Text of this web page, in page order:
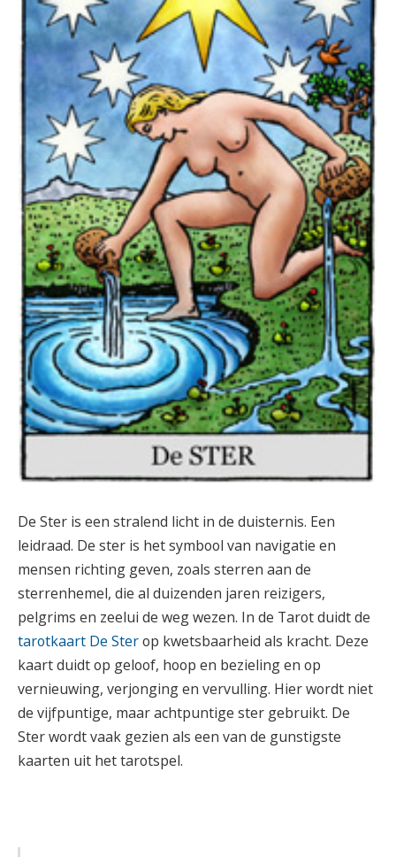
De Ster is een stralend licht in de duisternis. Een
leidraad. De ster is het symbool van navigatie en
mensen richting geven, zoals sterren aan de
sterrenhemel, die al duizenden jaren reizigers,
pelgrims en zeelui de weg wezen. In de Tarot duidt de
tarotkaart De Sterop kwetsbaarheid als kracht. Deze
kaart duidt op geloof, hoop en bezieling en op
vernieuwing, verjonging en vervulling. Hier wordt niet
de vijfpuntige, maar achtpuntige ster gebruikt. De
Ster wordt vaak gezien als een van de gunstigste
kaarten uit het tarotspel.